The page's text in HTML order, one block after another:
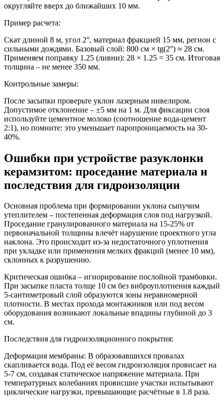
округляйте вверх до ближайших 10 мм.
Пример расчета:
Скат длиной 8 м, угол 2°, материал фракцией 15 мм, регион с
сильными дождями. Базовый слой: 800 см × tg(2°) ≈ 28 см.
Применяем поправку 1.25 (ливни): 28 × 1.25 = 35 см. Итоговая
толщина – не менее 350 мм.
Контрольные замеры:
После засыпки проверьте уклон лазерным нивелиром.
Допустимое отклонение – ±5 мм на 1 м. Для фиксации слоя
используйте цементное молоко (соотношение вода-цемент
2:1), но помните: это уменьшает паропроницаемость на 30-
40%.
Ошибки при устройстве разуклонки
керамзитом: проседание материала и
последствия для гидроизоляции
Основная проблема при формировании уклона сыпучим
утеплителем – постепенная деформация слоя под нагрузкой.
Проседание гранулированного материала на 15-25% от
первоначальной толщины влечёт нарушение проектного угла
наклона. Это происходит из-за недостаточного уплотнения
при укладке или применения мелких фракций (менее 10 мм),
склонных к разрушению.
Критическая ошибка – игнорирование послойной трамбовки.
При засыпке пласта толще 10 см без виброуплотнения каждый
5-сантиметровый слой образуются зоны неравномерной
плотности. В местах прохода монтажников или под весом
оборудования возникают локальные впадины глубиной до 3
см.
Последствия для гидроизоляционного покрытия:
Деформация мембраны: В образовавшихся провалах
скапливается вода. Под её весом гидроизоляция провисает на
5-7 см, создавая статическое напряжение материала. При
температурных колебаниях провисшие участки испытывают
циклические нагрузки, превышающие расчётные в 1.8 раза.